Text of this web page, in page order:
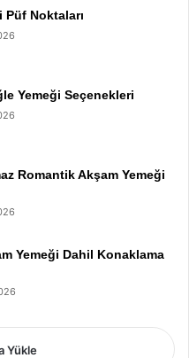
Püf Noktaları
Yemeği Seçenekleri
Romantik Akşam Yemeği
Yemeği Dahil Konaklama
Yükle